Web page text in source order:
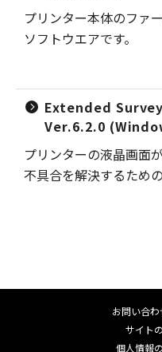
プリンター本体のファ
ソフトウエアです。
Extended
Ver.6.2.0
プリンターの液晶画面
不具合を解決するため
お問い合わ
サイト
個人情報